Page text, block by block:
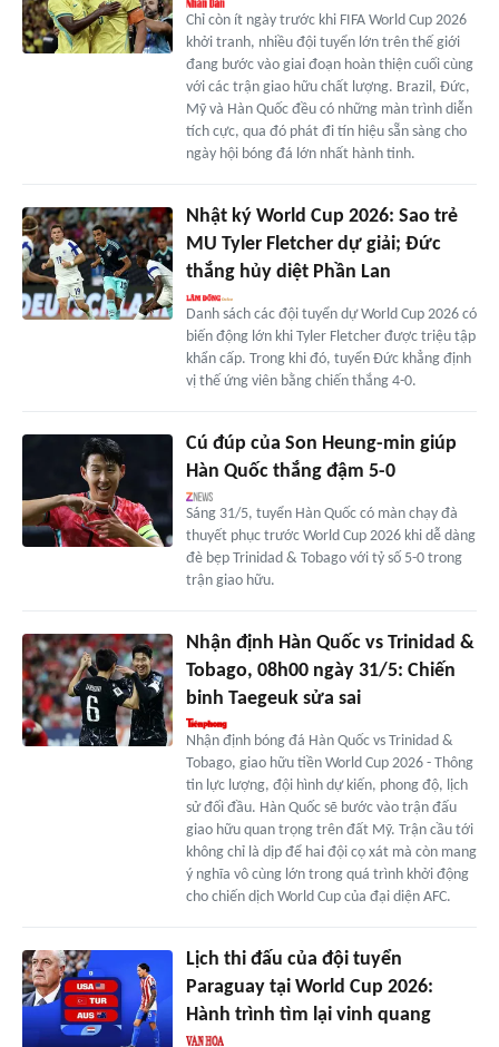
Chỉ còn ít ngày trước khi FIFA World Cup 2026
khởi tranh, nhiều đội tuyển lớn trên thế giới
đang bước vào giai đoạn hoàn thiện cuối cùng
với các trận giao hữu chất lượng. Brazil, Đức,
Mỹ và Hàn Quốc đều có những màn trình diễn
tích cực, qua đó phát đi tín hiệu sẵn sàng cho
ngày hội bóng đá lớn nhất hành tinh.
Nhật ký World Cup 2026: Sao trẻ
MU Tyler Fletcher dự giải; Đức
thắng hủy diệt Phần Lan
Danh sách các đội tuyển dự World Cup 2026 có
biến động lớn khi Tyler Fletcher được triệu tập
khẩn cấp. Trong khi đó, tuyển Đức khẳng định
vị thế ứng viên bằng chiến thắng 4-0.
Cú đúp của Son Heung-min giúp
Hàn Quốc thắng đậm 5-0
Sáng 31/5, tuyển Hàn Quốc có màn chạy đà
thuyết phục trước World Cup 2026 khi dễ dàng
đè bẹp Trinidad & Tobago với tỷ số 5-0 trong
trận giao hữu.
Nhận định Hàn Quốc vs Trinidad &
Tobago, 08h00 ngày 31/5: Chiến
binh Taegeuk sửa sai
Nhận định bóng đá Hàn Quốc vs Trinidad &
Tobago, giao hữu tiền World Cup 2026 - Thông
tin lực lượng, đội hình dự kiến, phong độ, lịch
sử đối đầu. Hàn Quốc sẽ bước vào trận đấu
giao hữu quan trọng trên đất Mỹ. Trận cầu tới
không chỉ là dịp để hai đội cọ xát mà còn mang
ý nghĩa vô cùng lớn trong quá trình khởi động
cho chiến dịch World Cup của đại diện AFC.
Lịch thi đấu của đội tuyển
Paraguay tại World Cup 2026:
Hành trình tìm lại vinh quang